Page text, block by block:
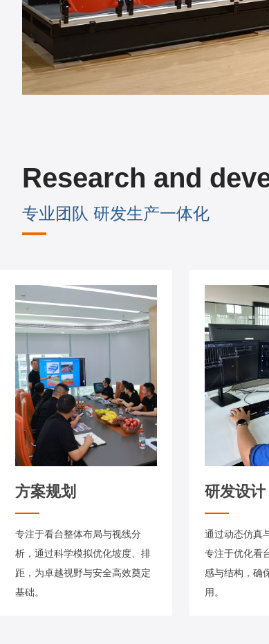
Research and
专业团队 研发生产一体化
方案规划
专注于看台整体布局与视线分
析，通过科学模拟优化坡度、排
距，为卓越视野与安全高效奠定
基础。
研发设计
通过动态仿真
专注于优化看
感与结构，确
用。